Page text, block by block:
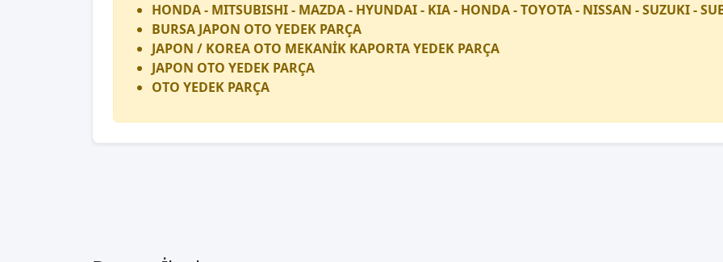
HONDA - MITSUBISHI - MAZDA - HYUNDAI - KIA - HONDA - TOYOTA - NISSAN - SUZUKI -
BURSA JAPON OTO YEDEK PARÇA
JAPON / KOREA OTO MEKANİK KAPORTA YEDEK PARÇA
JAPON OTO YEDEK PARÇA
OTO YEDEK PARÇA